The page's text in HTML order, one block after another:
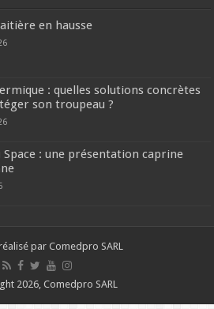
en hausse
: quelles solutions concrètes
son troupeau ?
Space : une présentation caprine
par Comedpro SARL
2026, Comedpro SARL